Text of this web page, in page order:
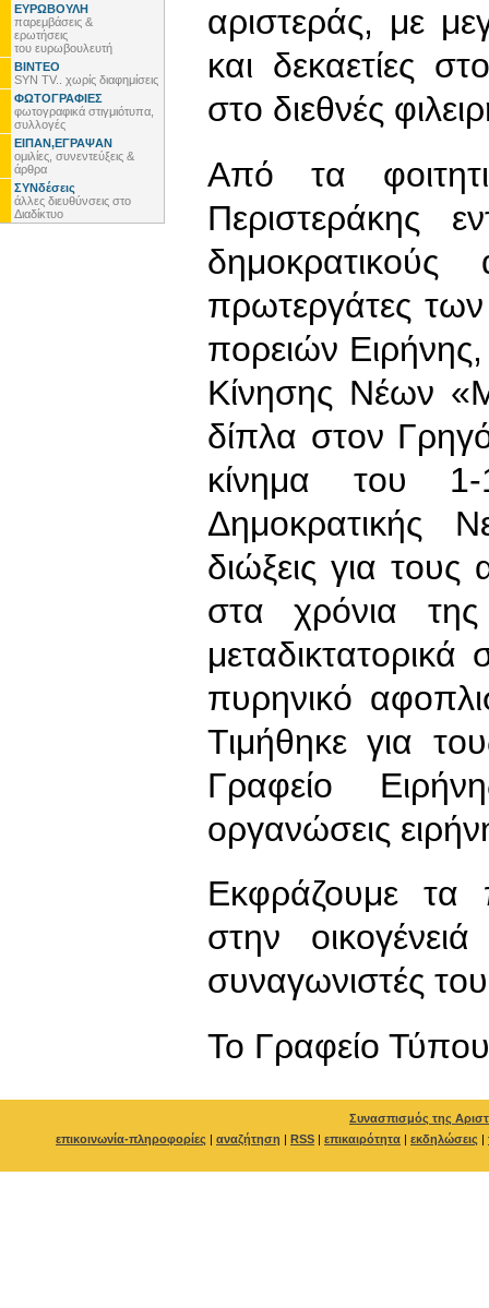
ΕΥΡΩΒΟΥΛΗ
παρεμβάσεις &
ερωτήσεις
του ευρωβουλευτή
ΒΙΝΤΕΟ
SYN TV.. χωρίς διαφημίσεις
ΦΩΤΟΓΡΑΦΙΕΣ
φωτογραφικά στιγμιότυπα,
συλλογές
ΕΙΠΑΝ,ΕΓΡΑΨΑΝ
ομιλίες, συνεντεύξεις &
άρθρα
ΣΥΝδέσεις
άλλες διευθύνσεις στο
Διαδίκτυο
αριστεράς, με
και δεκαετίες
στο διεθνές
Από τα
Περιστεράκης
πρωτεργάτες
πορειών
Κίνησης Νέων
δίπλα στον
κίνημα του
Δημοκρατικής
διώξεις για τους
στα χρόνια
πυρηνικό
Τιμήθηκε για
Γραφείο
οργανώσεις
Εκφράζουμε τα
στην
συναγωνιστές
To Γραφείο Τύπου
Συνασπισμός της
επικοινωνία-πληροφορίες | αναζήτηση | RSS | επικαιρότητα | εκδηλώσεις |